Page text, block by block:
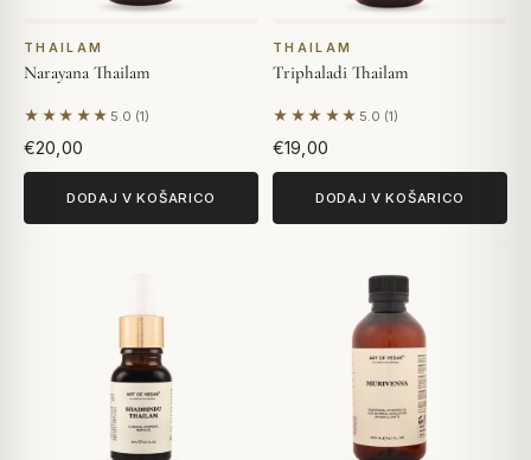
THAILAM
Narayana Thailam
★★★★★ 5.0 (1)
Na podlagi 1 mnenja
€20,00
DODAJ V KOŠARICO
THAILAM
Triphaladi Thailam
★★★★★ 5.0 (1)
Na podlagi 1 mnenja
€19,00
DODAJ V KOŠARICO